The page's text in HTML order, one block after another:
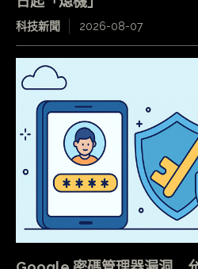
科技新聞 2026-08-07